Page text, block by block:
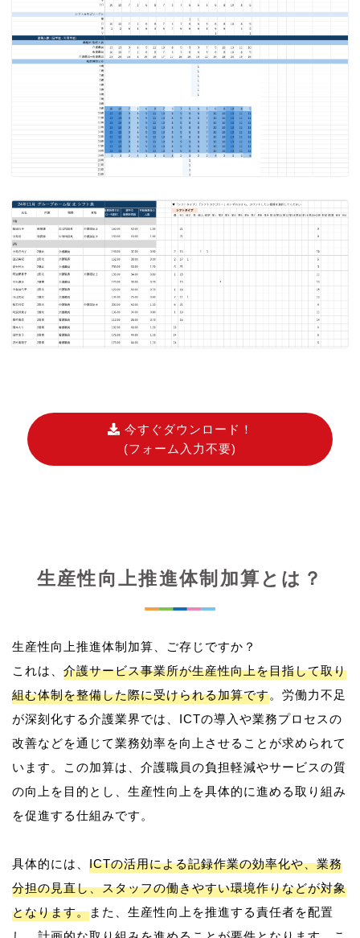
今すぐダウンロード！
(フォーム入力不要)
生産性向上推進体制加算とは？
生産性向上推進体制加算、ご存じですか？
これは、 介護サービス事業所が生産性向上を目指して取り
組む体制を整備した際に受けられる加算です。労働力不足
が深刻化する介護業界では、ICTの導入や業務プロセスの
改善などを通じて業務効率を向上させることが求められて
います。この加算は、介護職員の負担軽減やサービスの質
の向上を目的とし、生産性向上を具体的に進める取り組み
を促進する仕組みです。
具体的には、 ICTの活用による記録作業の効率化や、業務
分担の見直し、スタッフの働きやすい環境作りなどが対象
となります。また、生産性向上を推進する責任者を配置